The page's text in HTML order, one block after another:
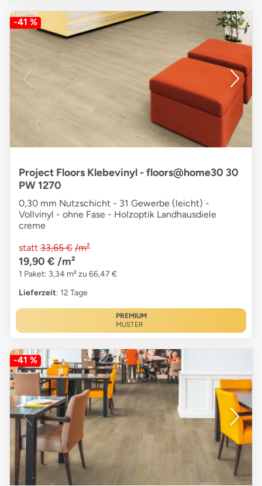
-41 %
Project Floors Klebevinyl - floors@home30 30
PW 1270
0,30 mm Nutzschicht - 31 Gewerbe (leicht) -
Vollvinyl - ohne Fase - Holzoptik Landhausdiele
creme
statt 33,65 € /m²
19,90 € /m²
1 Paket: 3,34 m² zu 66,47 €
Lieferzeit: 12 Tage
PREMIUM
MUSTER
-41 %